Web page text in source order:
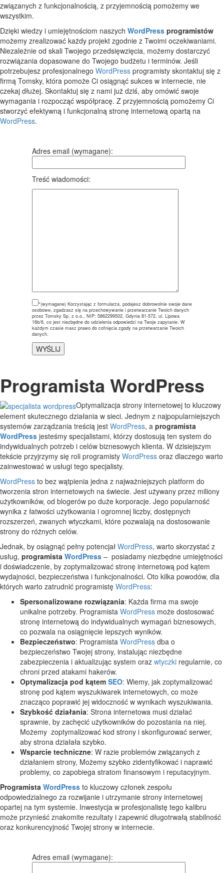
związanych z funkcjonalnością, z przyjemnością pomożemy we
wszystkim.
Dzięki wiedzy i umiejętnościom naszych WordPress programistów
możemy zrealizować każdy projekt zgodnie z Twoimi oczekiwaniami.
Niezależnie od skali Twojego przedsięwzięcia, możemy dostarczyć
rozwiązania dopasowane do Twojego budżetu i terminów. Jeśli
potrzebujesz profesjonalnego WordPress programisty skontaktuj się z
firmą Tomsky, która pomoże Ci osiągnąć sukces w internecie, nie
czekaj dłużej. Skontaktuj się z nami już dziś, aby omówić swoje
wymagania i rozpocząć współpracę. Z przyjemnością pomożemy Ci
stworzyć efektywną i funkcjonalną stronę internetową opartą na
WordPress.
Adres email (wymagane):
Treść wiadomości:
*(wymagane) Korzystając z formularza, podajesz dobrowolnie swoje dane
osobowe, zgadzasz się na przechowywanie i przetwarzanie Twoich danych
przez Tomsky Sp. z o.o., NIP: 5862299502, Gdynia 81-572, ul. Lipowa
16b/6, co jest niezbędne do udzielenia odpowiedzi na Twoje zapytanie. W
każdym czasie masz prawo do cofnięcia zgody na przetwarzanie Twoich
danych.
Programista WordPress
Optymalizacja strony internetowej to kluczowy
element skutecznego działania w sieci. Jednym z najpopularniejszych
systemów zarządzania treścią jest WordPress, a programista
WordPress jesteśmy specjalistami, którzy dostosują ten system do
indywidualnych potrzeb i celów biznesowych klienta. W dzisiejszym
tekście przyjrzymy się roli programisty WordPress oraz dlaczego warto
zainwestować w usługi tego specjalisty.
WordPress to bez wątpienia jedna z najważniejszych platform do
tworzenia stron internetowych na świecie. Jest używany przez miliony
użytkowników, od blogerów po duże korporacje. Jego popularność
wynika z łatwości użytkowania i ogromnej liczby, dostępnych
rozszerzeń, zwanych wtyczkami, które pozwalają na dostosowanie
strony do różnych celów.
Jednak, by osiągnąć pełny potencjał WordPress, warto skorzystać z
usług, programista WordPress – posiadamy niezbędne umiejętności
i doświadczenie, by zoptymalizować stronę internetową pod kątem
wydajności, bezpieczeństwa i funkcjonalności. Oto kilka powodów, dla
których warto zatrudnić programistę WordPress:
Spersonalizowane rozwiązania: Każda firma ma swoje
unikalne potrzeby. Programista WordPress może dostosować
stronę internetową do indywidualnych wymagań biznesowych,
co pozwala na osiągnięcie lepszych wyników.
Bezpieczeństwo: Programista WordPress dba o
bezpieczeństwo Twojej strony, instalując niezbędne
zabezpieczenia i aktualizując system oraz wtyczki regularnie, co
chroni przed atakami hakerów.
Optymalizacja pod kątem SEO: Wiemy, jak zoptymalizować
stronę pod kątem wyszukiwarek internetowych, co może
znacząco poprawić jej widoczność w wynikach wyszukiwania.
Szybkość działania: Strona internetowa musi działać
sprawnie, by zachęcić użytkowników do pozostania na niej.
Możemy zoptymalizować kod strony i skonfigurować serwer,
aby strona działała szybko.
Wsparcie techniczne: W razie problemów związanych z
działaniem strony, Możemy szybko zidentyfikować i naprawić
problemy, co zapobiega stratom finansowym i reputacyjnym.
Programista WordPress to kluczowy członek zespołu
odpowiedzialnego za rozwijanie i utrzymanie strony internetowej
opartej na tym systemie. Inwestycja w profesjonalistę tego kalibru
może przynieść znakomite rezultaty i zapewnić długotrwałą stabilność
oraz konkurencyjność Twojej strony w internecie.
Adres email (wymagane):